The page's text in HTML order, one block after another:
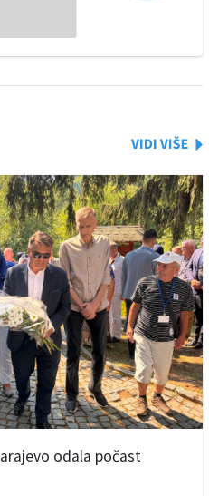
odala počast